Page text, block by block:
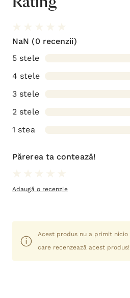
NaN (0 recenzii)
5 stele
4 stele
3 stele
2 stele
1 stea
Părerea ta contează!
Adaugă o recenzie
Acest produs nu a primit
care recenzează acest produs!